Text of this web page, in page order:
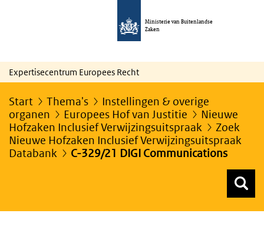
Ministerie van Buitenlandse
Zaken
Expertisecentrum Europees Recht
Start Thema's
Instellingen & overige
organen
Europees Hof van Justitie
Nieuwe
Hofzaken Inclusief Verwijzingsuitspraak
Zoek
Nieuwe Hofzaken Inclusief Verwijzingsuitspraak
Databank
C-329/21 DIGI Communications